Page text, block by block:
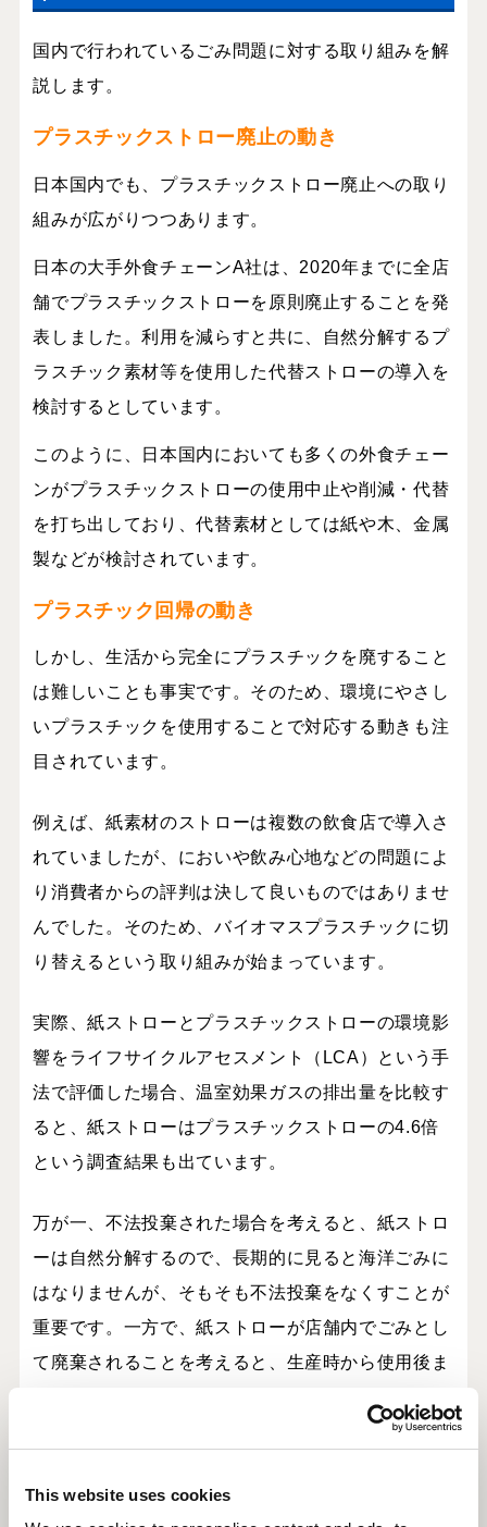
This website uses cookies
国内で行われているごみ問題に対する取り組みを解
説します。
プラスチックストロー廃止の動き
日本国内でも、プラスチックストロー廃止への取り
組みが広がりつつあります。
日本の大手外食チェーンA社は、 2020年までに全店
舗でプラスチックストローを原則廃止することを発
表しました。利用を減らすと共に、自然分解するプ
ラスチック素材等を使用した代替ストローの導入を
検討するとしています。
このように、日本国内においても多くの外食チェー
ンがプラスチックストローの使用中止や削減・代替
を打ち出しており、代替素材としては紙や木、金属
製などが検討されています。
プラスチック回帰の動き
しかし、生活から完全にプラスチックを廃すること
は難しいことも事実です。そのため、環境にやさし
いプラスチックを使用することで対応する動きも注
目されています。
例えば、紙素材のストローは複数の飲食店で導入さ
れていましたが、においや飲み心地などの問題によ
り消費者からの評判は決して良いものではありませ
んでした。そのため、バイオマスプラスチックに切
り替えるという取り組みが始まっています。
実際、紙ストローとプラスチックストローの環境影
響をライフサイクルアセスメント（ LCA）という手
法で評価した場合、温室効果ガスの排出量を比較す
ると、紙ストローはプラスチックストローの4.6倍
という調査結果も出ています。
万が一、不法投棄された場合を考えると、紙ストロ
ーは自然分解するので、長期的に見ると海洋ごみに
はなりませんが、そもそも不法投棄をなくすことが
重要です。一方で、紙ストローが店舗内でごみとし
て廃棄されることを考えると、生産時から使用後ま
また、リサイクルの観点から見ても、紙ストローは